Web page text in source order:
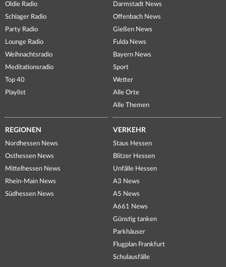
Oldie Radio
Schlager Radio
Party Radio
Lounge Radio
Weihnachtsradio
Meditationsradio
Top 40
Playlist
Darmstadt News
Offenbach News
Gießen News
Fulda News
Bayern News
Sport
Wetter
Alle Orte
Alle Themen
REGIONEN
Nordhessen News
Osthessen News
Mittelhessen News
Rhein-Main News
Südhessen News
VERKEHR
Staus Hessen
Blitzer Hessen
Unfälle Hessen
A3 News
A5 News
A661 News
Günstig tanken
Parkhäuser
Flugplan Frankfurt
Schulausfälle